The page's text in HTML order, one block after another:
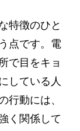
特徴のひと
点です。電
で目をキョ
している人
行動には、
く関係して